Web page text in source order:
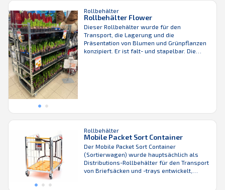
Lenkräder, die mit einem
Richtungsfeststeller für eine reibungslose
und sichere Handhabung ausgestattet
werden können. Der Rollbehälter kann auch
mit 2 Fronttüren oder 4 geteilten Toren
ausgestattet ...
Rollbehälter
Rollbehälter Flower
Dieser Rollbehälter wurde für den
Transport, die Lagerung und die
Präsentation von Blumen und Grünpflanzen
konzipiert. Er ist falt- und stapelbar. Die
Rollbehälter
Mobile Packet Sort Container
Der Mobile Packet Sort Container
(Sortierwagen) wurde hauptsächlich als
Distributions-Rollbehälter für den Transport
von Briefsäcken und -trays entwickelt,